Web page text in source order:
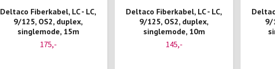
Deltaco Fiberkabel, LC - LC,
9/125, OS2, duplex,
singlemode, 15m
175,-
Deltaco Fiberkabel, LC - LC,
9/125, OS2, duplex,
singlemode, 10m
145,-
9/